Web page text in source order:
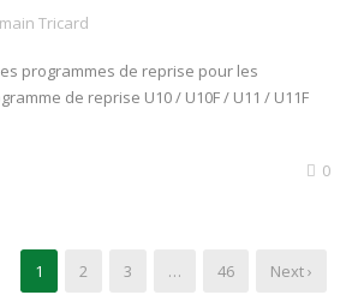
Tricard
programmes de reprise pour les
de reprise U10 / U10F / U11 / U11F
0
1 2 3 … 46 Next ›